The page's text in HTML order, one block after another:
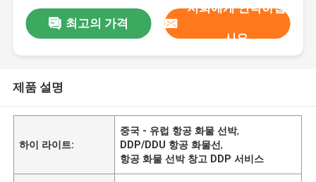
최고의 가격
저희에게 연락하십
시오
제품 설명
하이 라이트:
중국 - 유럽 항공 화물 선박,
DDP/DDU 항공 화물선,
항공 화물 선박 창고 DDP 서비스